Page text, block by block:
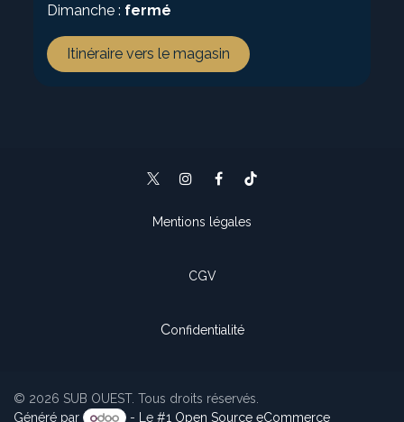
Dimanche : fermé
Itinéraire vers le magasin
Mentions légales
CGV
Confidentialité
© 2026 SUB OUEST. Tous droits réservés.
Généré par
- Le #1 Open Source eCommerce